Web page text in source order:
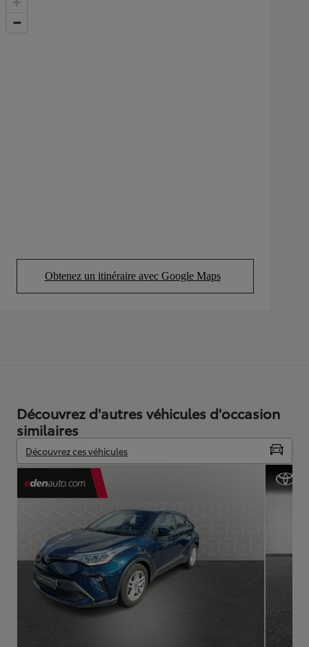
Obtenez un itinéraire avec Google Maps
(Opens in new tab)
Découvrez d'autres véhicules d'occasion
similaires
Découvrez ces véhicules